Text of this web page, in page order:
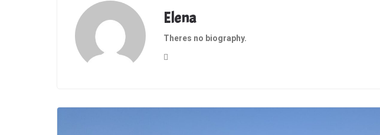
Elena
Theres no biography.